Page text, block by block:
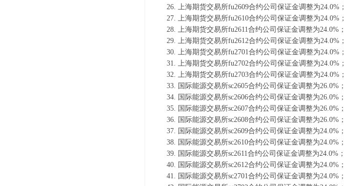
上海期货交易所fu2609合约公司保证金调整为24.0%；
上海期货交易所fu2610合约公司保证金调整为24.0%；
上海期货交易所fu2611合约公司保证金调整为24.0%；
上海期货交易所fu2612合约公司保证金调整为24.0%；
上海期货交易所fu2701合约公司保证金调整为24.0%；
上海期货交易所fu2702合约公司保证金调整为24.0%；
上海期货交易所fu2703合约公司保证金调整为24.0%；
国际能源交易所sc2605合约公司保证金调整为26.0%；
国际能源交易所sc2606合约公司保证金调整为26.0%；
国际能源交易所sc2607合约公司保证金调整为26.0%；
国际能源交易所sc2608合约公司保证金调整为26.0%；
国际能源交易所sc2609合约公司保证金调整为24.0%；
国际能源交易所sc2610合约公司保证金调整为24.0%；
国际能源交易所sc2611合约公司保证金调整为24.0%；
国际能源交易所sc2612合约公司保证金调整为24.0%；
国际能源交易所sc2701合约公司保证金调整为24.0%；